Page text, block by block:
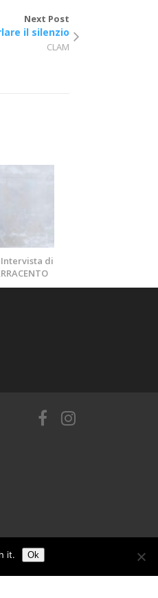
Next Post
il silenzio
CLAM
Intervista di
it. Ok